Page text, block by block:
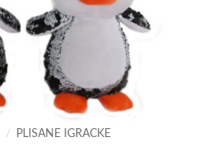
/ PLISANE IGRACKE